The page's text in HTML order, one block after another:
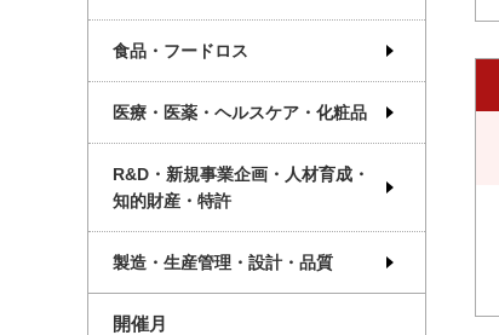
食品・フードロス
医療・医薬・ヘルスケア・化粧品
R&D・新規事業企画・人材育成・
知的財産・特許
製造・生産管理・設計・品質
開催月